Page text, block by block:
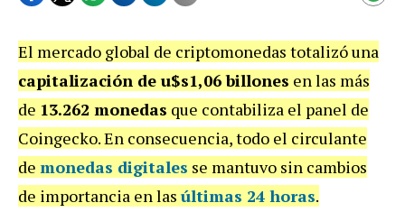
El mercado global de criptomonedas totalizó una
capitalización de u$s1,06 billones en las más
de 13.262 monedas que contabiliza el panel de
Coingecko.En consecuencia, todo el circulante
de monedas digitales se mantuvo sin cambios
de importancia en las últimas 24 horas.